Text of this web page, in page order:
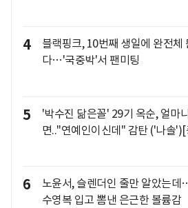
4
블랙핑크, 10번째 생일에 완전체
다…'국중박'서 팬미팅
5
'박수진 닮은꼴' 29기 옥순, 얼마
면.."연예인이신데" 감탄 ('나솔
6
노윤서, 슬렌더인 줄만 알았는데
수영복 입고 뽐낸 은근한 볼륨감